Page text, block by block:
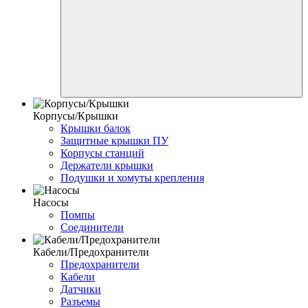
Корпусы/Крышки
Крышки балок
Защитные крышки ПУ
Корпусы станций
Держатели крышки
Подушки и хомуты крепления
Насосы
Помпы
Соединители
Кабели/Предохранители
Предохранители
Кабели
Датчики
Разъемы